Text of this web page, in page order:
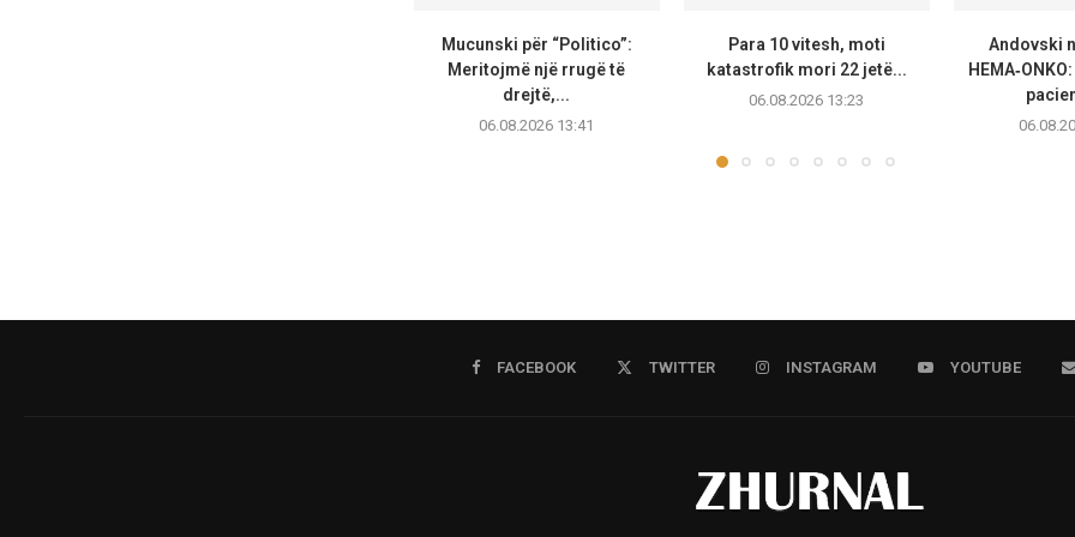
Mucunski për “Politico”:
Meritojmë një rrugë të
drejtë,...
06.08.2026 13:41
Para 10 vitesh, moti
katastrofik mori 22 jetë...
06.08.2026 13:23
Andovski
FACEBOOK TWITTER INSTAGRAM YOUTUBE